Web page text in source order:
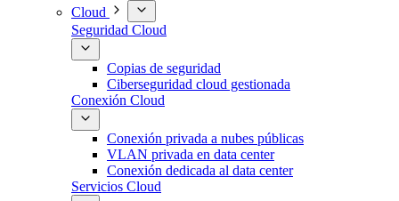
Cloud
Seguridad Cloud
Copias de seguridad
Ciberseguridad cloud gestionada
Conexión Cloud
Conexión privada a nubes públicas
VLAN privada en data center
Conexión dedicada al data center
Servicios Cloud